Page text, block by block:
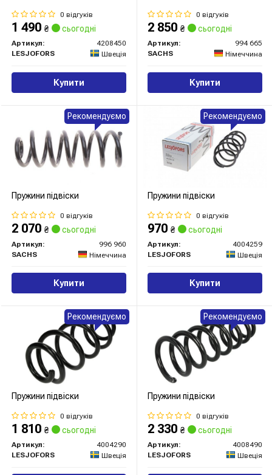
0 відгуків
1 490 ₴ сьогодні
Артикул:
4208450
LESJOFORS
Швеція
Купити
0 відгуків
2 850 ₴ сьогодні
Артикул:
994 665
SACHS
Німеччина
Купити
Пружини підвіски
0 відгуків
2 070 ₴ сьогодні
Артикул:
996 960
SACHS
Німеччина
Купити
Рекомендуємо
Пружини підвіски
0 відгуків
970 ₴ сьогодні
Артикул:
4004259
LESJOFORS
Швеція
Купити
Рекомендуємо
Пружини підвіски
0 відгуків
1 810 ₴ сьогодні
Артикул:
4004290
LESJOFORS
Швеція
Рекомендуємо
Пружини підвіски
0 відгуків
2 330 ₴ сьогодні
Артикул:
4008490
LESJOFORS
Швеція
Рекомендуємо